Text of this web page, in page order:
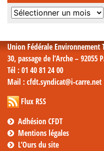
Archives
Union Fédérale
30, passage de l’Arche – 92055
Tél : 01 40 81 24 00
Mail : cfdt.syndicat@i-carre.net
Flux RSS
Adhésion CFDT
Mentions légales
L’Ours du site